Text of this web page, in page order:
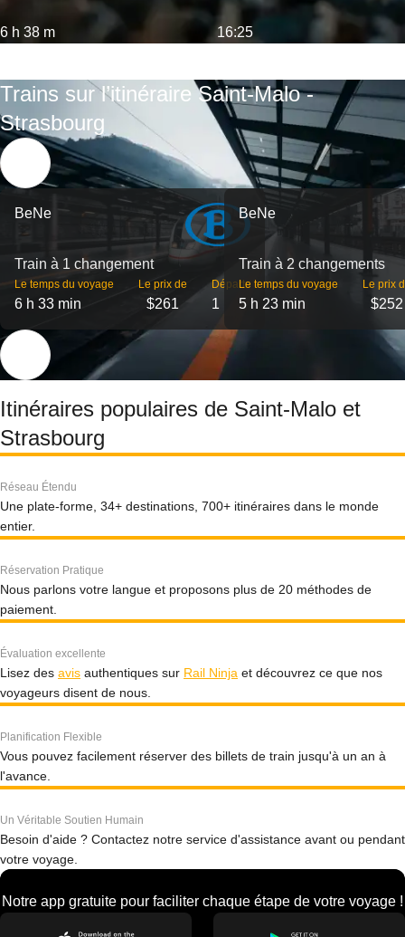
6 h 38 m 16:25
Trains sur l’itinéraire Saint-Malo -
Strasbourg
BeNe
Train à 1 changement
Le temps du voyage
6 h 33 min
Le prix de
$261
Départs
1
BeNe
Train à 2 changements
Le temps du voyage
5 h 23 min
Le prix
$252
Itinéraires populaires de Saint-Malo et
Strasbourg
Réseau Étendu
Une plate-forme, 34+ destinations, 700+ itinéraires dans le monde
entier.
Réservation Pratique
Nous parlons votre langue et proposons plus de 20 méthodes de
paiement.
Évaluation excellente
Lisez des avis authentiques sur Rail Ninja et découvrez ce que nos
voyageurs disent de nous.
Planification Flexible
Vous pouvez facilement réserver des billets de train jusqu'à un an à
l'avance.
Un Véritable Soutien Humain
Besoin d'aide ? Contactez notre service d'assistance avant ou pendant
votre voyage.
Notre app gratuite pour faciliter chaque étape de votre voyage !